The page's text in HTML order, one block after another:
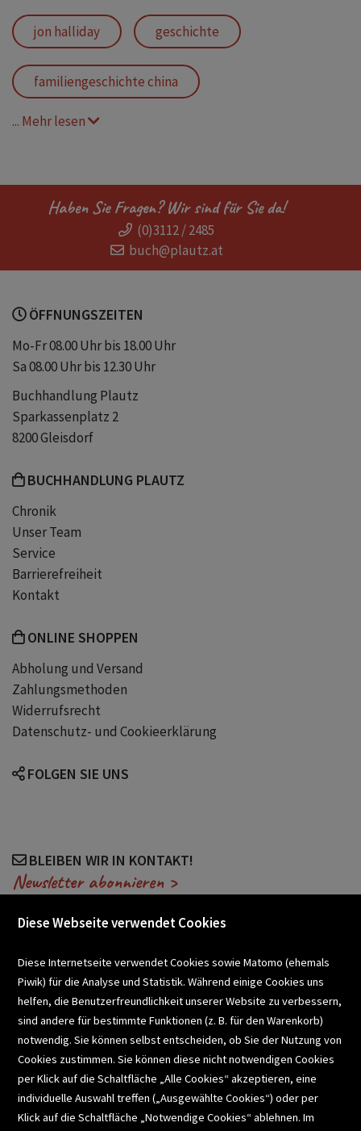
jon halliday geschichte
familiengeschichte china
frauen in china
biografie die drei schwestern
weltbestseller
memoir china
zeitgeschichte politik china
deng xiaoping
chinesische kultur und gesellschaft
kulturrevolution
... Mehr lesen
Haben Sie Fragen? Wir sind für Sie da!
(0)3112 / 2485
buch@plautz.at
ÖFFNUNGSZEITEN
Mo-Fr 08.00 Uhr bis 18.00 Uhr
Sa 08.00 Uhr bis 12.30 Uhr
Buchhandlung Plautz
Sparkassenplatz 2
8200 Gleisdorf
BUCHHANDLUNG PLAUTZ
Chronik
Unser Team
Service
Barrierefreiheit
Kontakt
ONLINE SHOPPEN
Abholung und Versand
Zahlungsmethoden
Widerrufsrecht
Datenschutz- und Cookieerklärung
FOLGEN SIE UNS
BLEIBEN WIR IN KONTAKT!
Newsletter abonnieren >
SCHULBUCHSERVICE
BUCHEMPFEHLUNGEN
BIBLIOTHEKSSERVICE
Diese Webseite verwendet Cookies
Diese Internetseite verwendet Cookies sowie Matomo (ehemals
Piwik) für die Analyse und Statistik. Während einige Cookies uns
helfen, die Benutzerfreundlichkeit unserer Website zu verbessern,
sind andere für bestimmte Funktionen (z. B. für den Warenkorb)
notwendig. Sie können selbst entscheiden, ob Sie der Nutzung von
Cookies zustimmen. Sie können diese nicht notwendigen Cookies
per Klick auf die Schaltfläche „Alle Cookies“ akzeptieren, eine
individuelle Auswahl treffen („Ausgewählte Cookies“) oder per
Klick auf die Schaltfläche „Notwendige Cookies“ ablehnen. Im